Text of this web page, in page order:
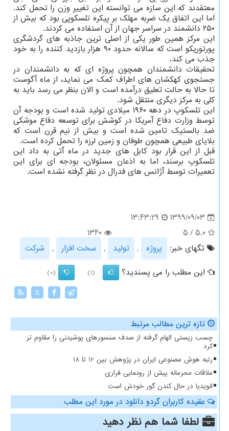
معتقدند که این سازه می توانسته این تغییر وزن را تحمل کند.
اما این اتفاق یک ضربه مهلک بر پیکره تلسکوپی بود که بیش از
۲۵۰ دانشمند در سراسر جهان از آن استفاده می کردند.
این مرکز همین طور یکی از اصلی ترین جاذبه های گردشگری
پورتوریکو است که سالانه حدود ۹۰ هزار بازدید کننده را به خود
جذب می کند.
تحقیقات دانشمندان همچون پروژه ای که به دانشمندان در
جستجوی کهکشان های اطراف کمک می نماید، از ماه آگوست
تا حالا به حالت تعلیق درآمده است و الان بنظر می رسد باید به
کلی به مرکز دیگری منتقل شود.
این تلسکوپ در دهه ۱۹۶۰ میلادی تولید شده است و بودجه آن
توسط وزارت دفاع آمریکا در کوشش برای توسعه دفاع موشکی
ضد بالستیک تامین شده است و بیش از نیم قرن است که
بلایای طبیعی همچون طوفان و زمین لرزه را تحمل کرده است.
قبل از این قرار بود کابل های جدید در ماه آتی به داد این
تلسکوپ برسند، اما به اذعان مسئولان، بودجه ای برای این
تعمیرات توسط آژانس های فدرال در نظر گرفته نشده است.
1399/09/03
13:43:29
5.0
/
5
1340
تگهای خبر:
پروژه , تولید , سخت افزار ,
شركت
این مطلب را می پسندید؟
(1)
(0)
X
تازه ترین مطالب مرتبط
چسب زیستی الهام گرفته از صدف سنسورهای پوشیدنی را مقاوم تر
کرد
رتبه هوش مصنوعی ایران در پژوهش بین 12 تا 18
ملاقات محرمانه پیش از رونمایی فراری
انویدیا در حال کندن گور خودش است
عقیده کاربران گردو دانلود در مورد این مطلب
لطفا شما همنظر دهید